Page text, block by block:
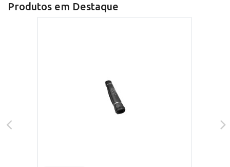
Produtos em Destaque